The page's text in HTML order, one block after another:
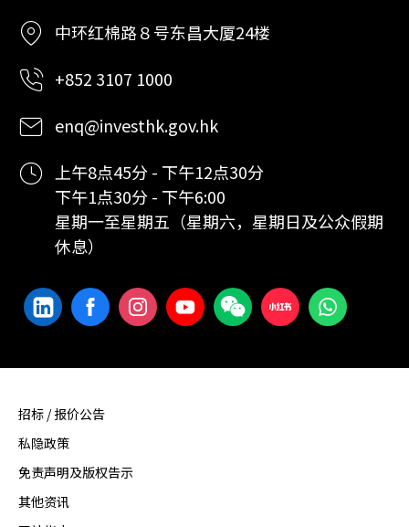
中环红棉路８号东昌大厦24楼
+852 3107 1000
enq@investhk.gov.hk
上午8点45分 - 下午12点30分
下午1点30分 - 下午6:00
星期一至星期五（星期六，星期日及公众假期
休息）
招标 / 报价公告
私隐政策
免责声明及版权告示
其他资讯